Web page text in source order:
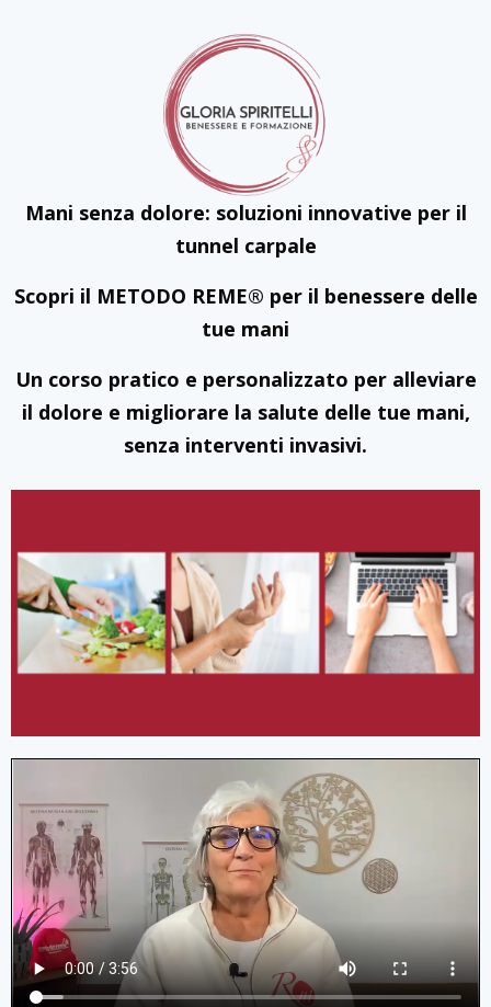
Mani senza dolore: soluzioni innovative per il
tunnel carpale
Scopri il METODO REME® per il benessere delle
tue mani
Un corso pratico e personalizzato per alleviare
il dolore e migliorare la salute delle tue mani,
senza interventi invasivi.